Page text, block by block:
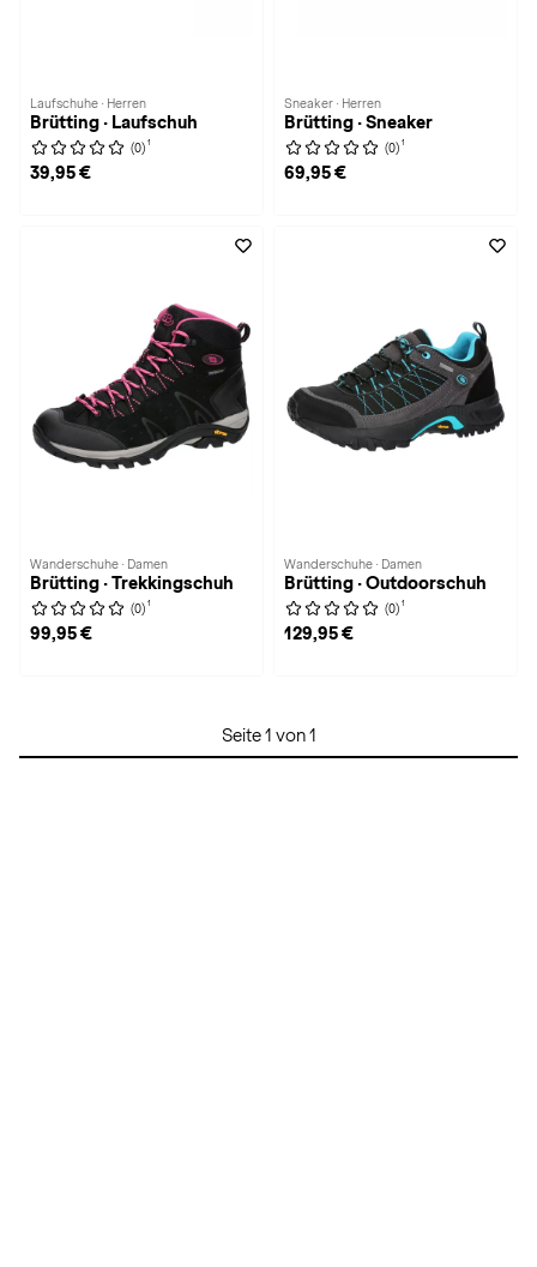
Laufschuhe · Herren
Brütting · Laufschuh
(0) 1
39,95 €
Sneaker · Herren
Brütting · Sneaker
(0) 1
69,95 €
Wanderschuhe · Damen
Brütting · Trekkingschuh
(0) 1
99,95 €
Wanderschuhe · Damen
Brütting · Outdoorschuh
(0) 1
129,95 €
Seite 1 von 1